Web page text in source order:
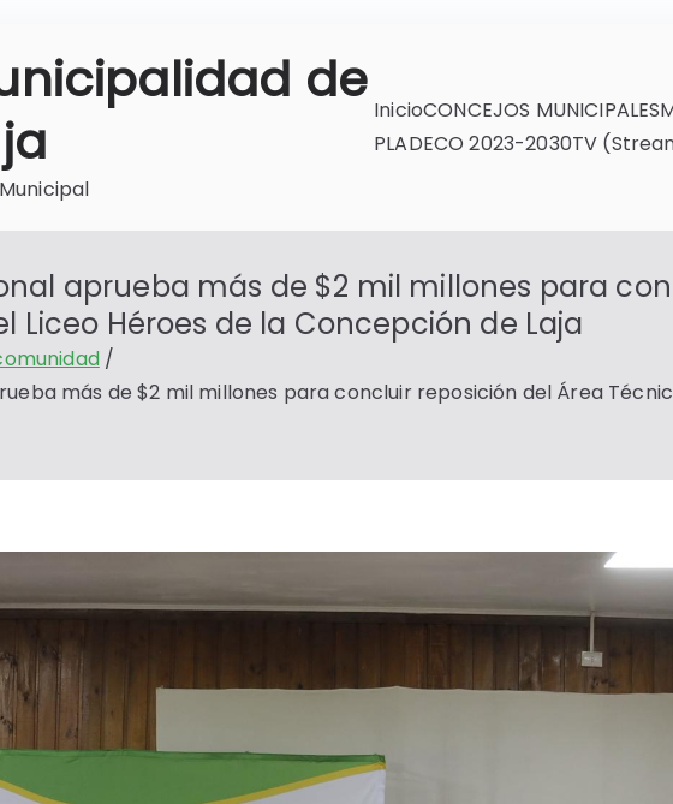
de InicioCONCEJOS MUNICIPALES
PLADECO 2023-2030TV
aprueba más de $2 mil millones para
Liceo Héroes de la Concepción de Laja
más de $2 mil millones para concluir reposición del Área